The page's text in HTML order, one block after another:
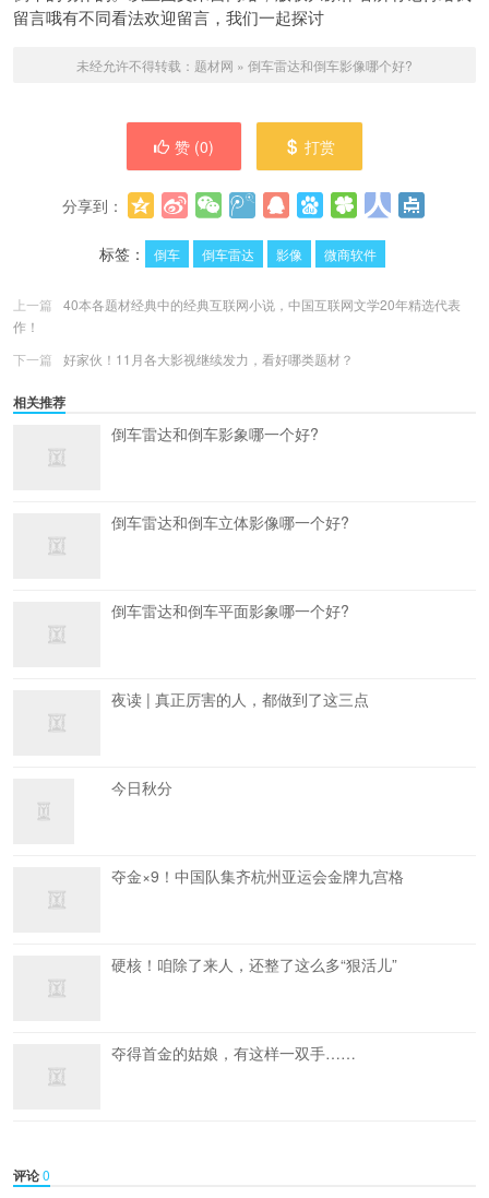
留言哦有不同看法欢迎留言，我们一起探讨
未经允许不得转载： 题材网 » 倒车雷达和倒车影像哪个好?
赞 (0) 打赏
分享到：
标签：
倒车 倒车雷达 影像 微商软件
上一篇
40本各题材经典中的经典互联网小说，中国互联网文学20年精选代表
作！
下一篇
好家伙！11月各大影视继续发力，看好哪类题材？
相关推荐
倒车雷达和倒车影象哪一个好?
倒车雷达和倒车立体影像哪一个好?
倒车雷达和倒车平面影象哪一个好?
夜读 | 真正厉害的人，都做到了这三点
今日秋分
夺金×9！中国队集齐杭州亚运会金牌九宫格
硬核！咱除了来人，还整了这么多“狠活儿”
夺得首金的姑娘，有这样一双手……
评论0